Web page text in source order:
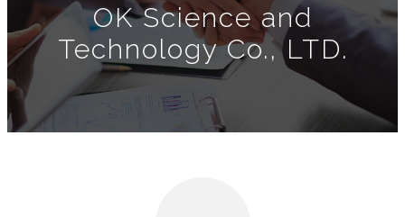
OK Science and
Technology Co., LTD.